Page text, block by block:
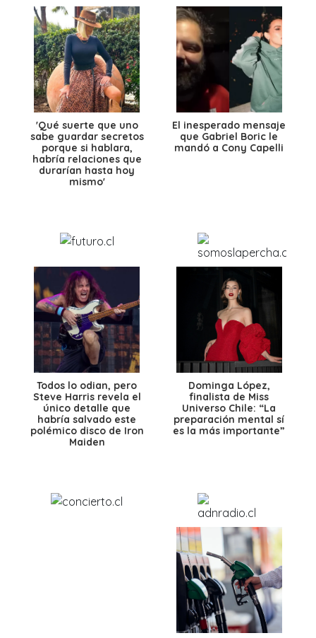
'Qué suerte que uno
sabe guardar secretos
porque si hablara,
habría relaciones que
durarían hasta hoy
mismo'
El inesperado mensaje
que Gabriel Boric le
mandó a Cony Capelli
Todos lo odian, pero
Steve Harris revela el
único detalle que
habría salvado este
polémico disco de Iron
Maiden
Dominga López,
finalista de Miss
Universo Chile: “La
preparación mental sí
es la más importante”